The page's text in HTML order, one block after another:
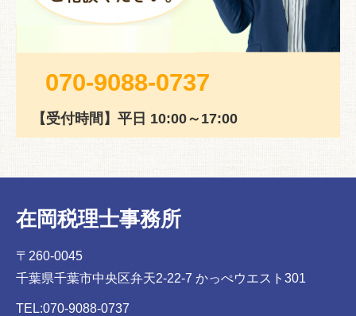
070-9088-0737
【受付時間】平日 10:00～17:00
在岡税理士事務所
〒260-0045
千葉県千葉市中央区弁天2-22-7 かっぺウエスト301
TEL:070-9088-0737